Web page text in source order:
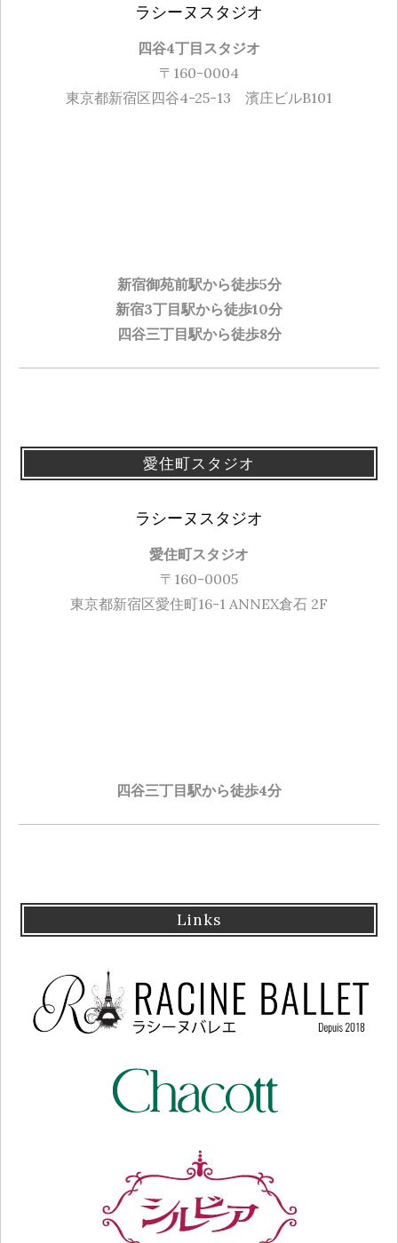
ラシーヌスタジオ
四谷4丁目スタジオ
〒160-0004
東京都新宿区四谷4-25-13 濱庄ビルB101
新宿御苑前駅から徒歩5分
新宿3丁目駅から徒歩10分
四谷三丁目駅から徒歩8分
愛住町スタジオ
ラシーヌスタジオ
愛住町スタジオ
〒160-0005
東京都新宿区愛住町16-1 ANNEX倉石 2F
四谷三丁目駅から徒歩4分
Links